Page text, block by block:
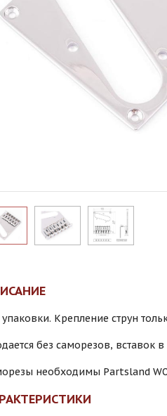
упаковки. Крепление струн
без саморезов, вставок
необходимы Partsland